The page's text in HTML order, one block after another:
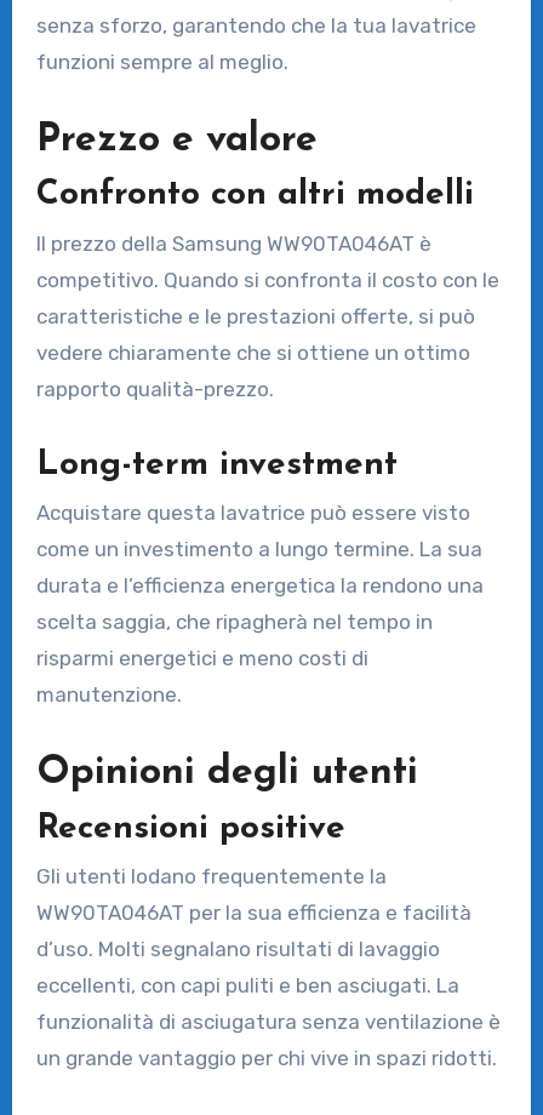
senza sforzo, garantendo che la tua lavatrice
funzioni sempre al meglio.
Prezzo e valore
Confronto con altri modelli
Il prezzo della Samsung WW90TA046AT è
competitivo. Quando si confronta il costo con le
caratteristiche e le prestazioni offerte, si può
vedere chiaramente che si ottiene un ottimo
rapporto qualità-prezzo.
Long-term investment
Acquistare questa lavatrice può essere visto
come un investimento a lungo termine. La sua
durata e l’efficienza energetica la rendono una
scelta saggia, che ripagherà nel tempo in
risparmi energetici e meno costi di
manutenzione.
Opinioni degli utenti
Recensioni positive
Gli utenti lodano frequentemente la
WW90TA046AT per la sua efficienza e facilità
d’uso. Molti segnalano risultati di lavaggio
eccellenti, con capi puliti e ben asciugati. La
funzionalità di asciugatura senza ventilazione è
un grande vantaggio per chi vive in spazi ridotti.